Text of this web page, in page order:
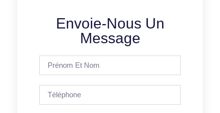
Envoie-Nous Un
Message